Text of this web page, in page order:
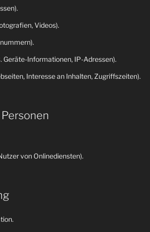
Videos).
Informationen, IP-Adressen).
Interesse an Inhalten, Zugriffszeiten).
von Onlinediensten).